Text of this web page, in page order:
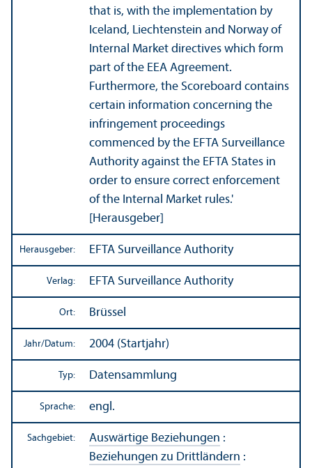
that is, with the implementation by
Iceland, Liechtenstein and Norway of
Internal Market directives which form
part of the EEA Agreement.
Furthermore, the Scoreboard contains
certain information concerning the
infringement proceedings
commenced by the EFTA Surveillance
Authority against the EFTA States in
order to ensure correct enforcement
of the Internal Market rules.'
[Herausgeber]
Herausgeber: EFTA Surveillance Authority
Verlag: EFTA Surveillance Authority
Ort: Brüssel
Jahr/Datum: 2004 (Startjahr)
Typ: Datensammlung
Sprache: engl.
Sachgebiet: Auswärtige Beziehungen :
Beziehungen zu Drittländern :